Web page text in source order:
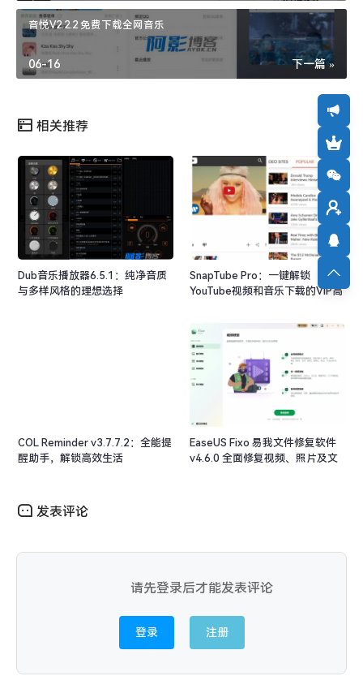
音悦V2.2.2 免费下载全网音乐
下一篇 »
06-16
相关推荐
Dub音乐播放器6.5.1：纯净音质
与多样风格的理想选择
SnapTube Pro：一键解锁
YouTube视频和音乐下载的VIP高
COL Reminder v3.7.7.2：全能提
醒助手，解锁高效生活
EaseUS Fixo 易我文件修复软件
v4.6.0 全面修复视频、照片及文
发表评论
请先登录后才能发表评论
登录 注册